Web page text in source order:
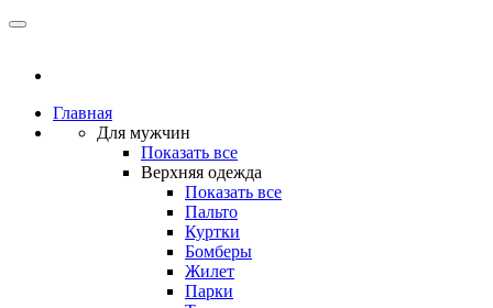
Главная
Для мужчин
Показать все
Верхняя одежда
Показать все
Пальто
Куртки
Бомберы
Жилет
Парки